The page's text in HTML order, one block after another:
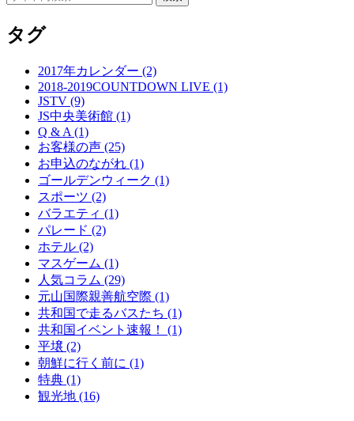
タグ
2017年カレンダー (2)
2018-2019COUNTDOWN LIVE (1)
JSTV (9)
JS中央美術館 (1)
Q & A (1)
お客様の声 (25)
お申込のながれ (1)
ゴールデンウィーク (1)
スポーツ (2)
バラエティ (1)
パレード (2)
ホテル (2)
マスゲーム (1)
人気コラム (29)
元山国際親善航空際 (1)
共和国で走るバスたち (1)
共和国イベント速報！ (1)
平壌 (2)
朝鮮に行く前に (1)
特典 (1)
観光地 (16)